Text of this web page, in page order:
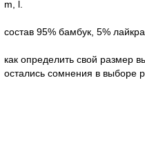
m, l.
состав 95% бамбук, 5%
как определить свой размер
остались сомнения в выборе